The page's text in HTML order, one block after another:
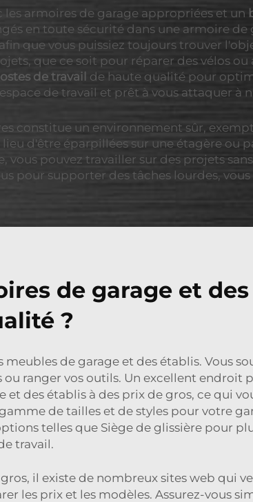
armoires de garage appropriées et un
en toute sécurité dans une armoire de
que vous puissiez toujours trouver
que ce soit pour réparer des vélos ou
de travail de haute qualité pour
de travail et prêt à vous attaquer
constitue un environnement sûr,
d'être éparpillées sur une étagère ou
vous pouvez travailler sur des projets
pour supporter des tâches lourdes,
de garage et
?
de garage et des établis. Vous
ranger vos outils. Un excellent endroit
des établis à des prix de gros, ce qui
de tailles et de styles pour votre
telles que Siège de glissière pour
travail.
il existe de nombreux sites web qui
les prix et les modèles. Assurez-vous